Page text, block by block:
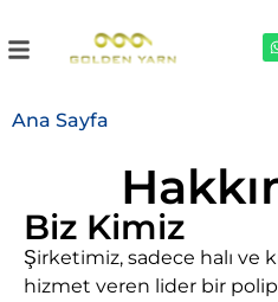
Ana Sayfa
Biz Kimiz
Şirketimiz, sadece halı ve
hizmet veren lider bir